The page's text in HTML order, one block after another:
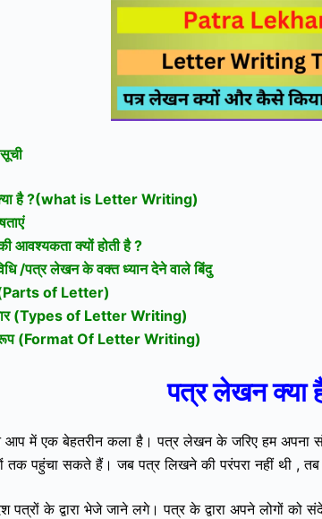
है ?(what is Letter Writing)
आवश्यकता क्यों होती है ?
/पत्र लेखन के वक्त ध्यान देने वाले बिंदु
of Letter)
(Types of Letter Writing)
(Format Of Letter Writing)
पत्र लेखन क्या
में एक बेहतरीन कला है। पत्र लेखन के जरिए हम अपना
तक पहुंचा सकते हैं। जब पत्र लिखने की परंपरा नहीं थी ,
पत्रों के द्वारा भेजे जाने लगे। पत्र के द्वारा अपने लोगों